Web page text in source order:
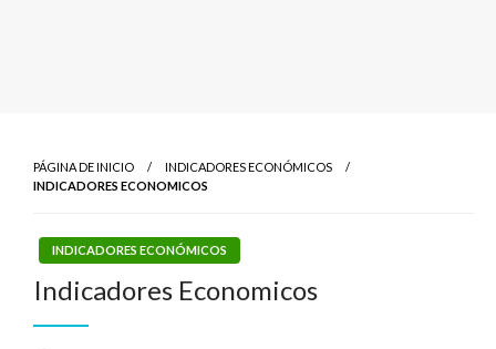
PÁGINA DE INICIO
INDICADORES ECONÓMICOS
INDICADORES ECONOMICOS
INDICADORES ECONÓMICOS
Indicadores Economicos